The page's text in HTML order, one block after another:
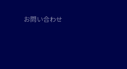
お問い合わせ